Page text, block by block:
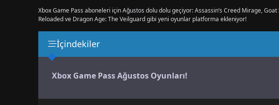
Xbox Game Pass aboneleri için Ağustos dolu dolu geçiyor: Assassin’s Creed Mirage,
Reloaded ve Dragon Age: The Veilguard gibi yeni oyunlar platforma ekleniyor!
İçindekiler
Xbox Game Pass Ağustos Oyunları!